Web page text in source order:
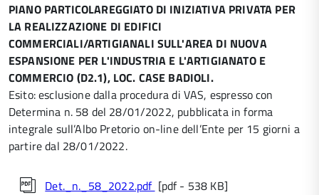
PIANO PARTICOLAREGGIATO DI INIZIATIVA PRIVATA PER
LA REALIZZAZIONE DI EDIFICI
COMMERCIALI/ARTIGIANALI SULL'AREA DI NUOVA
ESPANSIONE PER L'INDUSTRIA E L'ARTIGIANATO E
COMMERCIO (D2.1), LOC. CASE BADIOLI.
Esito: esclusione dalla procedura di VAS, espresso con
Determina n. 58 del 28/01/2022, pubblicata in forma
integrale sull’Albo Pretorio on-line dell’Ente per 15 giorni a
partire dal 28/01/2022.
Det._n._58_2022.pdf [pdf - 538 KB]